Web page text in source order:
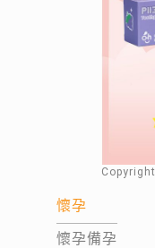
Copyright
懷孕
懷孕備孕